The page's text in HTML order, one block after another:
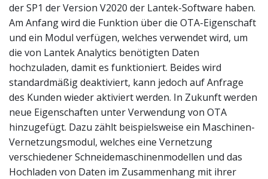
der SP1 der Version V2020 der Lantek-Software haben.
Am Anfang wird die Funktion über die OTA-Eigenschaft
und ein Modul verfügen, welches verwendet wird, um
die von Lantek Analytics benötigten Daten
hochzuladen, damit es funktioniert. Beides wird
standardmäßig deaktiviert, kann jedoch auf Anfrage
des Kunden wieder aktiviert werden. In Zukunft werden
neue Eigenschaften unter Verwendung von OTA
hinzugefügt. Dazu zählt beispielsweise ein Maschinen-
Vernetzungsmodul, welches eine Vernetzung
verschiedener Schneidemaschinenmodellen und das
Hochladen von Daten im Zusammenhang mit ihrer